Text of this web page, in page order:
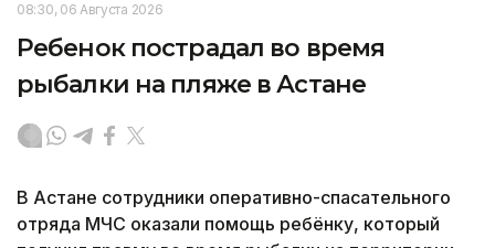
08:30, 06 Августа 2026
Ребенок пострадал во время
рыбалки на пляже в Астане
В Астане сотрудники оперативно-спасательного
отряда МЧС оказали помощь ребёнку, который